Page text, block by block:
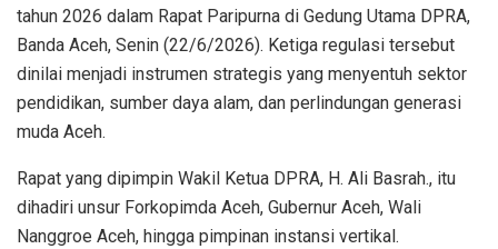
tahun 2026 dalam Rapat Paripurna di Gedung Utama DPRA,
Banda Aceh, Senin (22/6/2026). Ketiga regulasi tersebut
dinilai menjadi instrumen strategis yang menyentuh sektor
pendidikan, sumber daya alam, dan perlindungan generasi
muda Aceh.
Rapat yang dipimpin Wakil Ketua DPRA, H. Ali Basrah., itu
dihadiri unsur Forkopimda Aceh, Gubernur Aceh, Wali
Nanggroe Aceh, hingga pimpinan instansi vertikal.